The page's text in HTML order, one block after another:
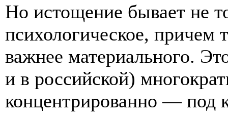
Но истощение бывает не
психологическое, причем
важнее материального.
и в российской)
концентрированно — под